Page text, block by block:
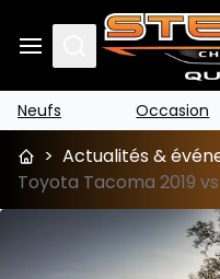
Search
Neufs Occasion
> Actualités &